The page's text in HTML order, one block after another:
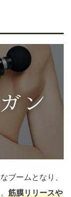
ブームとなり、
筋膜リリースや